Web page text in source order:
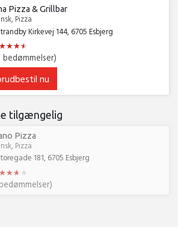
Pizza & Grillbar
Pizza
Kirkevej 144, 6705 Esbjerg
★★★★
★★★★
bedømmelser)
Forudbestil nu
tilgængelig
Pizza
Pizza
181, 6705 Esbjerg
★★★ ★
★★★ ★